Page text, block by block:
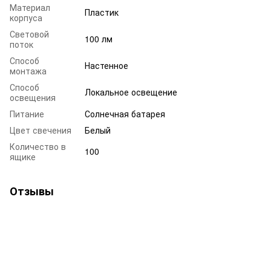
Материал
корпуса
Пластик
Световой
поток
100 лм
Способ
монтажа
Настенное
Способ
освещения
Локальное освещение
Питание
Солнечная батарея
Цвет свечения
Белый
Количество в
ящике
100
Отзывы